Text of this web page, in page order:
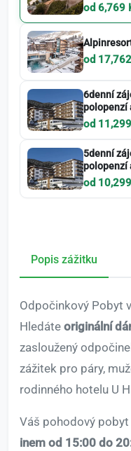
od 6,769
od
6denní
polopenzí
od
5denní
polopenzí
od
Popis zážitku
Odpočinkový Pobyt
Hledáte originální
zasloužený
zážitek pro páry,
rodinného hotelu U
Váš pohodový
inem od 15:00 do